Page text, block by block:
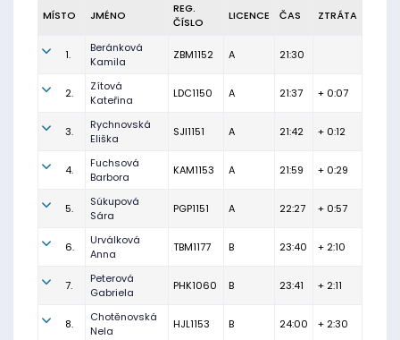
MÍSTO JMÉNO
REG.
ČÍSLO
LICENCE ČAS ZTRÁTA
1.
Beránková
Kamila
ZBM1152 A 21:30
2.
Zítová
Kateřina
LDC1150 A 21:37 + 0:07
3.
Rychnovská
Eliška
SJI1151 A 21:42 + 0:12
4.
Fuchsová
Barbora
KAM1153 A 21:59 + 0:29
5.
Súkupová
Sára
PGP1151 A 22:27 + 0:57
6.
Urválková
Anna
TBM1177 B 23:40 + 2:10
7.
Peterová
Gabriela
PHK1060 B 23:41 + 2:11
8.
Chotěnovská
Nela
HJL1153 B 24:00 + 2:30